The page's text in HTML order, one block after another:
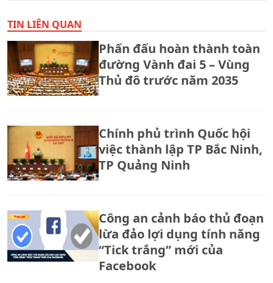
TIN LIÊN QUAN
Phấn đấu hoàn thành toàn
đường Vành đai 5 – Vùng
Thủ đô trước năm 2035
Chính phủ trình Quốc hội
việc thành lập TP Bắc Ninh,
TP Quảng Ninh
Công an cảnh báo thủ đoạn
lừa đảo lợi dụng tính năng
“Tick trắng” mới của
Facebook